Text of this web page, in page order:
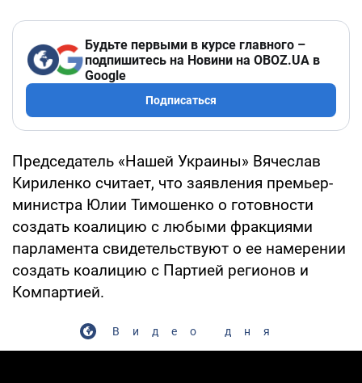
Будьте первыми в курсе главного –
подпишитесь на Новини на OBOZ.UA в
Google
Подписаться
Председатель «Нашей Украины» Вячеслав
Кириленко считает, что заявления премьер-
министра Юлии Тимошенко о готовности
создать коалицию с любыми фракциями
парламента свидетельствуют о ее намерении
создать коалицию с Партией регионов и
Компартией.
Видео дня